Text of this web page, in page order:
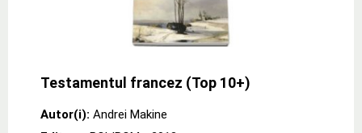
Testamentul francez (Top 10+)
Autor(i): Andrei Makine